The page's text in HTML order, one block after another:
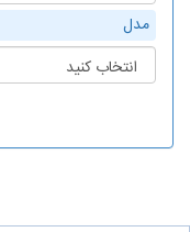
مدل